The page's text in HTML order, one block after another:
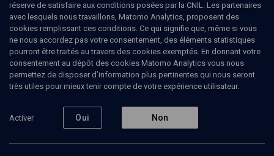
Tous 1 Vidéos 1
Vidéos 1
"Je" pour tenir tête à
ceux qui voulaient
réserve de satisfaire aux conditions posées par la CNIL. Les partenaires
avec lesquels nous travaillons, Matomo Analytics, proposent des
cookies remplissant ces conditions. Ce qui signifie que, même si vous
ne nous accordez pas votre consentement, des éléments statistiques
pourront être traités au travers des cookies exemptés. En donnant votre
consentement au dépôt des cookies Matomo Analytics vous nous
permettez de disposer d’information plus pertinentes qui nous seront
très utiles pour mieux tenir compte de votre expérience utilisateur.
Activer Oui Non